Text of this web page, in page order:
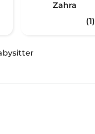
Zahra
(1)